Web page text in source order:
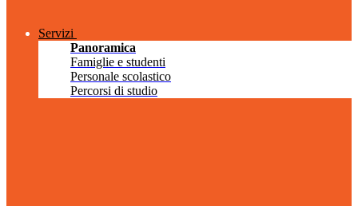
Servizi
Panoramica
Famiglie e studenti
Personale scolastico
Percorsi di studio